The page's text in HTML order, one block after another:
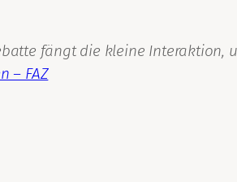
fängt die kleine Interaktion,
– FAZ